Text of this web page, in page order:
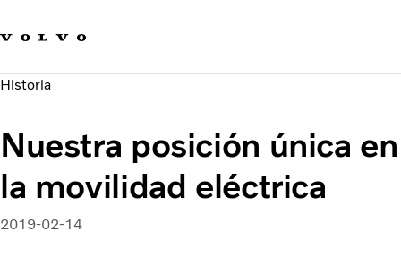
Innovación
Novedades y medios de comunicación
Acerca de nosotros
Historia
Nuestra posición única en
la movilidad eléctrica
2019-02-14